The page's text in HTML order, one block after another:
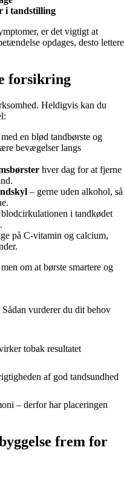
i tandstilling
er det vigtigt at
opdages, desto lettere
forsikring
Heldigvis kan du
med en blød tandbørste og
bevægelser langs
hver dag for at fjerne
– gerne uden alkohol, så
i tandkødet
på C-vitamin og calcium,
om at børste smartere og
vurderer du dit behov
tobak resultatet
af god tandsundhed
– derfor har placeringen
frem for